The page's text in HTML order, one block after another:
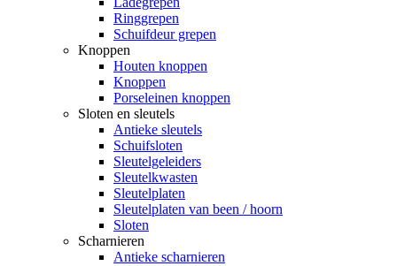
Ringgrepen
Schuifdeur grepen
Knoppen
Houten knoppen
Knoppen
Porseleinen knoppen
Sloten en sleutels
Antieke sleutels
Schuifsloten
Sleutelgeleiders
Sleutelkwasten
Sleutelplaten
Sleutelplaten van been / hoorn
Sloten
Scharnieren
Antieke scharnieren